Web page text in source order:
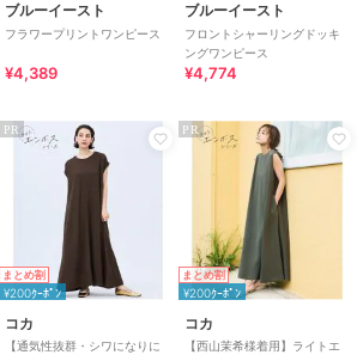
ベージュ(フルーツ)、アイボリー
(大花柄)、ミント(大花柄)、ブラッ
ク(大花柄)、ブラック(フルーツ)、
ブラック(レトロフラワー)、ブラ
ート花柄)、ブラウン(アート花
柄)、イエロー(麻調)、ブルー(麻
調)、ネイビー(麻調)、ブラウン(麻
【プリント】ポリエステル100%
【イエロー、ブルー】ポリエステ
ル100%
ブルーイースト
フラワープリントワンピース
¥4,389
ブルーイースト
フロントシャーリングドッキ
ングワンピース
¥4,774
PR
まとめ割
¥200ｸｰﾎﾟﾝ
コカ
【通気性抜群・シワになりに
PR
まとめ割
¥200ｸｰﾎﾟﾝ
コカ
【西山茉希様着用】ライトエ